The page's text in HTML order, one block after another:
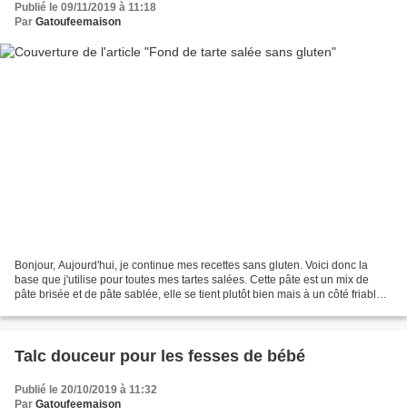
Publié le 09/11/2019 à 11:18
Par Gatoufeemaison
Bonjour, Aujourd'hui, je continue mes recettes sans gluten. Voici donc la
base que j'utilise pour toutes mes tartes salées. Cette pâte est un mix de
pâte brisée et de pâte sablée, elle se tient plutôt bien mais à un côté friable
Talc douceur pour les fesses de bébé
Publié le 20/10/2019 à 11:32
Par Gatoufeemaison